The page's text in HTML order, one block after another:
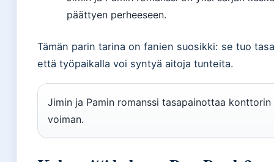
päättyen perheeseen.
Tämän parin tarina on fanien suosikki: se tuo
että työpaikalla voi syntyä aitoja tunteita.
Jimin ja Pamin romanssi tasapainottaa
voiman.